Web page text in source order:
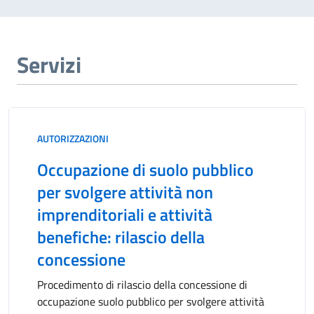
Micronido “Playschool” con sede in Via De Felice n.
graduatorie.
Servizi
AUTORIZZAZIONI
Occupazione di suolo pubblico
per svolgere attività non
imprenditoriali e attività
benefiche: rilascio della
concessione
Procedimento di rilascio della concessione di
occupazione suolo pubblico per svolgere attività